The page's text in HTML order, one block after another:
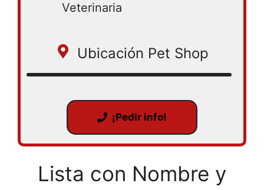
Veterinaria
Ubicación Pet Shop
¡Pedir info!
Lista con Nombre y